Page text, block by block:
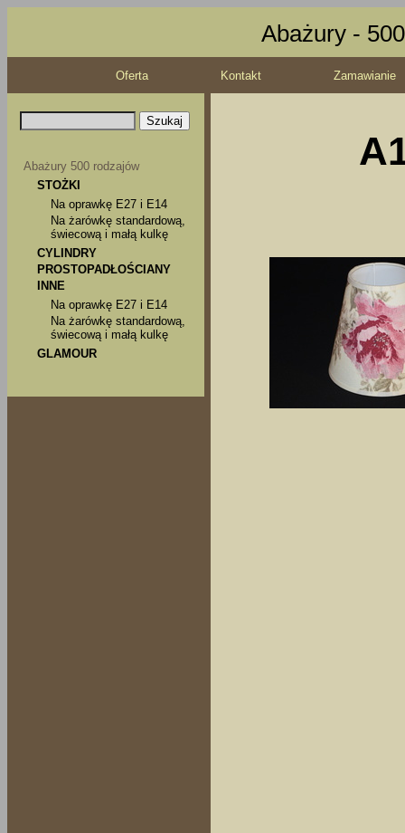
Abażury -
Oferta Kontakt Zamawianie
Abażury 500 rodzajów
STOŻKI
Na oprawkę E27 i E14
Na żarówkę standardową,
świecową i małą kulkę
CYLINDRY
PROSTOPADŁOŚCIANY
INNE
Na oprawkę E27 i E14
Na żarówkę standardową,
świecową i małą kulkę
GLAMOUR